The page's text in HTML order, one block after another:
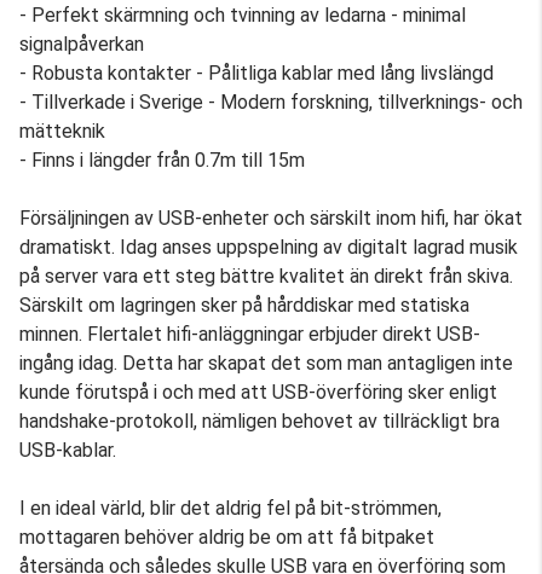
- Perfekt skärmning och tvinning av ledarna - minimal
signalpåverkan
- Robusta kontakter - Pålitliga kablar med lång livslängd
- Tillverkade i Sverige - Modern forskning, tillverknings- och
mätteknik
- Finns i längder från 0.7m till 15m
Försäljningen av USB-enheter och särskilt inom hifi, har ökat
dramatiskt. Idag anses uppspelning av digitalt lagrad musik
på server vara ett steg bättre kvalitet än direkt från skiva.
Särskilt om lagringen sker på hårddiskar med statiska
minnen. Flertalet hifi-anläggningar erbjuder direkt USB-
ingång idag. Detta har skapat det som man antagligen inte
kunde förutspå i och med att USB-överföring sker enligt
handshake-protokoll, nämligen behovet av tillräckligt bra
USB-kablar.
I en ideal värld, blir det aldrig fel på bit-strömmen,
mottagaren behöver aldrig be om att få bitpaket
återsända och således skulle USB vara en överföring som